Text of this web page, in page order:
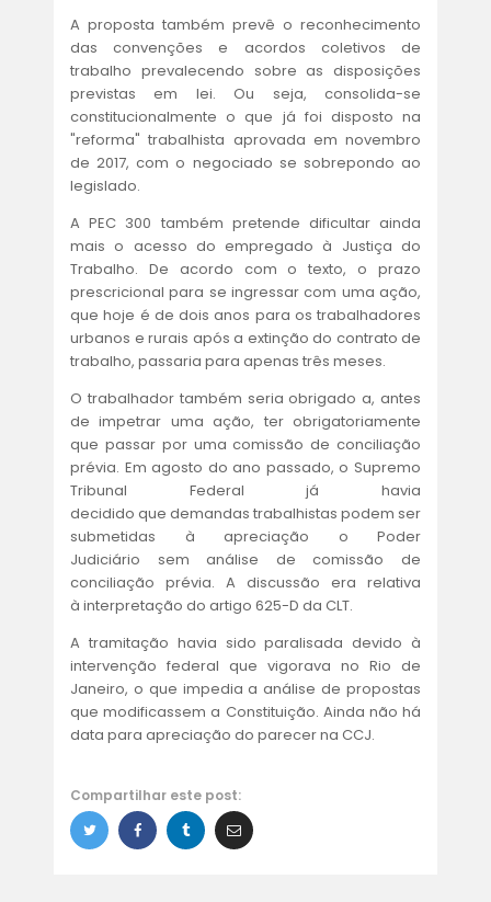
A proposta também prevê o reconhecimento
das convenções e acordos coletivos de
trabalho prevalecendo sobre as disposições
previstas em lei. Ou seja, consolida-se
constitucionalmente o que já foi disposto na
"reforma" trabalhista aprovada em novembro
de 2017, com o negociado se sobrepondo ao
legislado.
A PEC 300 também pretende dificultar ainda
mais o acesso do empregado à Justiça do
Trabalho. De acordo com o texto, o prazo
prescricional para se ingressar com uma ação,
que hoje é de dois anos para os trabalhadores
urbanos e rurais após a extinção do contrato de
trabalho, passaria para apenas três meses.
O trabalhador também seria obrigado a, antes
de impetrar uma ação, ter obrigatoriamente
que passar por uma comissão de conciliação
prévia. Em agosto do ano passado, o Supremo
Tribunal Federal já havia
decidido que demandas trabalhistas podem ser
submetidas à apreciação o Poder
Judiciário sem análise de comissão de
conciliação prévia. A discussão era relativa
à interpretação do artigo 625-D da CLT.
A tramitação havia sido paralisada devido à
intervenção federal que vigorava no Rio de
Janeiro, o que impedia a análise de propostas
que modificassem a Constituição. Ainda não há
data para apreciação do parecer na CCJ.
Compartilhar este post: